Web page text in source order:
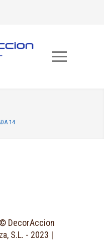
14
DecorAccion
S.L. - 2023 |